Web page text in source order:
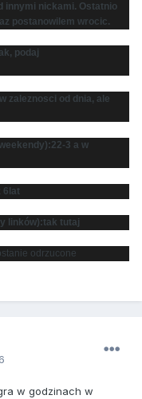
innymi nickami. Ostatnio
postanowilem wrocic.
podaj
zaleznosci od dnia, ale
3 a w
6lat
linków):tak tutaj
odrzucone
w godzinach w